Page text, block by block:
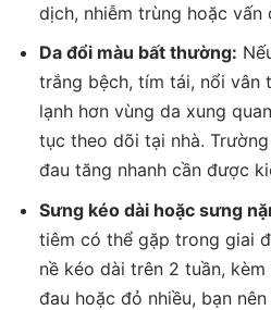
dịch, nhiễm trùng hoặc vấn
Da đổi màu bất thường:
trắng bệch, tím tái, nổi vân
lạnh hơn vùng da xung
tục theo dõi tại nhà.
đau tăng nhanh cần được
Sưng kéo dài hoặc sưng
tiêm có thể gặp trong giai
nề kéo dài trên 2 tuần,
đau hoặc đỏ nhiều, bạn